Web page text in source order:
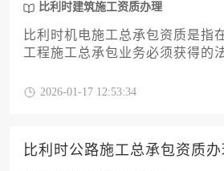
比利时建筑施工资质办理
比利时机电施工总承包资质是指
工程施工总承包业务必须获得的
安全保障等核心条件，通过比利
2026-01-17 12:53:34
比利时公路施工总承包资质